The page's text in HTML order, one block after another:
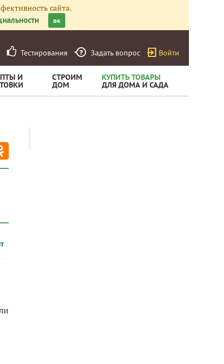
сайта.
ок
Тестирования Задать вопрос Войти
И
СТРОИМ
ДОМ
КУПИТЬ ТОВАРЫ
ДЛЯ ДОМА И САДА